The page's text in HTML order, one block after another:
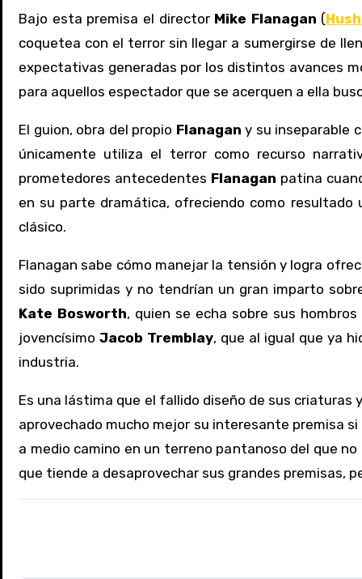
Bajo esta premisa el directorMike Flanagan (Hush
coquetea con el terror sin llegar a sumergirse de
expectativas generadas por los distintos avances
para aquellos espectador que se acerquen a ella
El guion, obra del propio Flanagan y su inseparable
únicamente utiliza el terror como recurso
prometedores antecedentes Flanagan patina
en su parte dramática, ofreciendo como
clásico.
Flanagan sabe cómo manejar la tensión y logra
sido suprimidas y no tendrían un gran imparto
Kate Bosworth, quien se echa sobre sus
jovencísimo Jacob Tremblay, que al igual que ya
industria.
Es una lástima que el fallido diseño de sus criaturas
aprovechado mucho mejor su interesante premisa
a medio camino en un terreno pantanoso del que
que tiende a desaprovechar sus grandes premisas,